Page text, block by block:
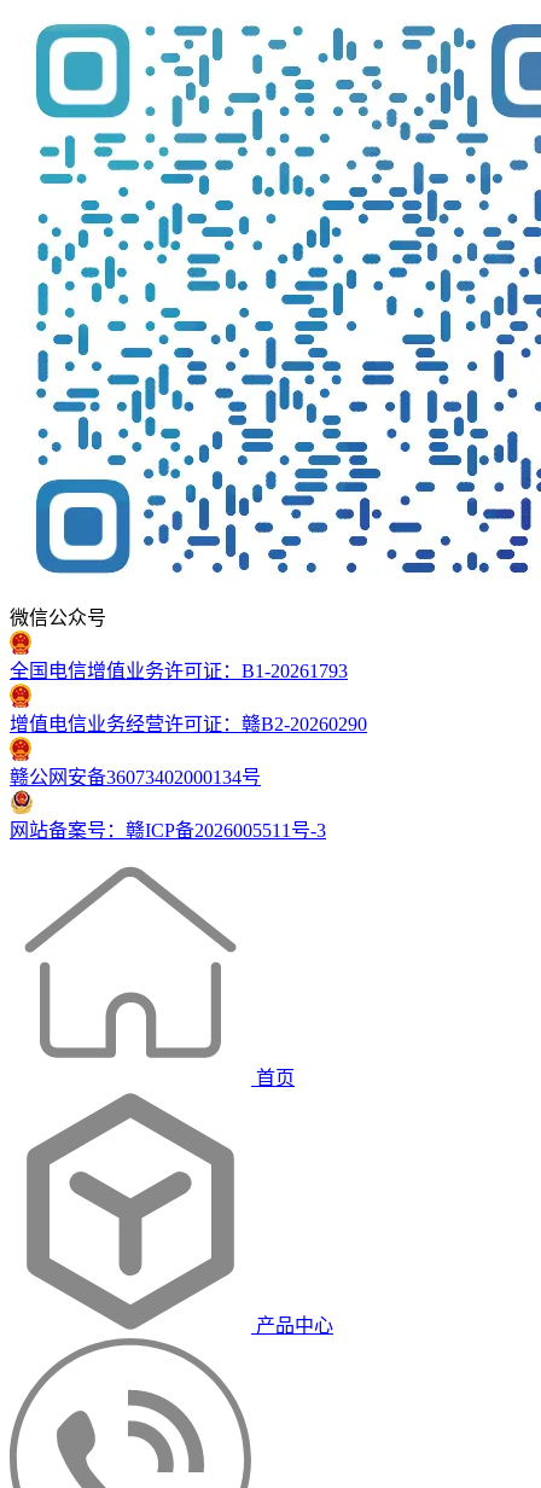
微信公众号
全国电信增值业务许可证：B1-20261793
增值电信业务经营许可证：赣B2-20260290
赣公网安备36073402000134号
网站备案号：赣ICP备2026005511号-3
首页
产品中心